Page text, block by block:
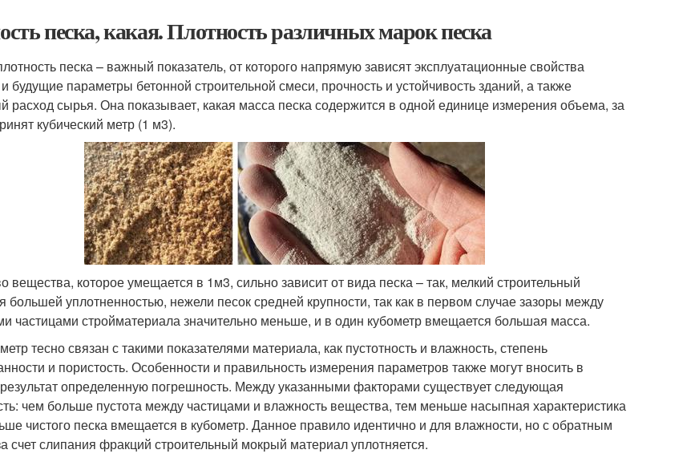
песка, какая. Плотность различных марок песка
песка – важный показатель, от которого напрямую зависят эксплуатационные свойства
будущие параметры бетонной строительной смеси, прочность и устойчивость зданий, а также
расход сырья. Она показывает, какая масса песка содержится в одной единице измерения объема, за
кубический метр (1 м3).
вещества, которое умещается в 1м3, сильно зависит от вида песка – так, мелкий строительный
большей уплотненностью, нежели песок средней крупности, так как в первом случае зазоры между
частицами стройматериала значительно меньше, и в один кубометр вмещается большая масса.
тесно связан с такими показателями материала, как пустотность и влажность, степень
и пористость. Особенности и правильность измерения параметров также могут вносить в
определенную погрешность. Между указанными факторами существует следующая
чем больше пустота между частицами и влажность вещества, тем меньше насыпная характеристика
чистого песка вмещается в кубометр. Данное правило идентично и для влажности, но с обратным
счет слипания фракций строительный мокрый материал уплотняется.